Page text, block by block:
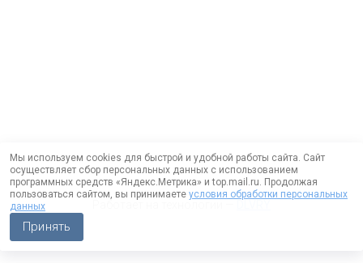
Мы используем cookies для быстрой и удобной работы сайта. Сайт
осуществляет сбор персональных данных с использованием
программных средств «Яндекс.Метрика» и top.mail.ru. Продолжая
пользоваться сайтом, вы принимаете условия обработки персональных
данных
Принять